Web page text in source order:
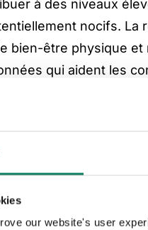
our website's user
à des niveaux
nocifs. La
bien-être physique et
qui aident les
sont soulagés des
que c'est et